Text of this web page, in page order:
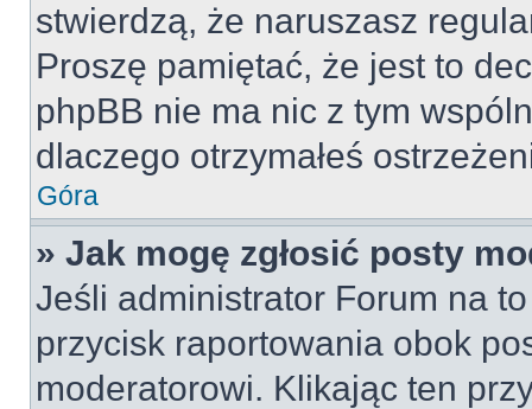
stwierdzą, że naruszasz
Proszę pamiętać, że jest to
phpBB nie ma nic z tym
dlaczego otrzymałeś
Góra
» Jak mogę zgłosić posty
Jeśli administrator Forum na
przycisk raportowania obok
moderatorowi. Klikając ten